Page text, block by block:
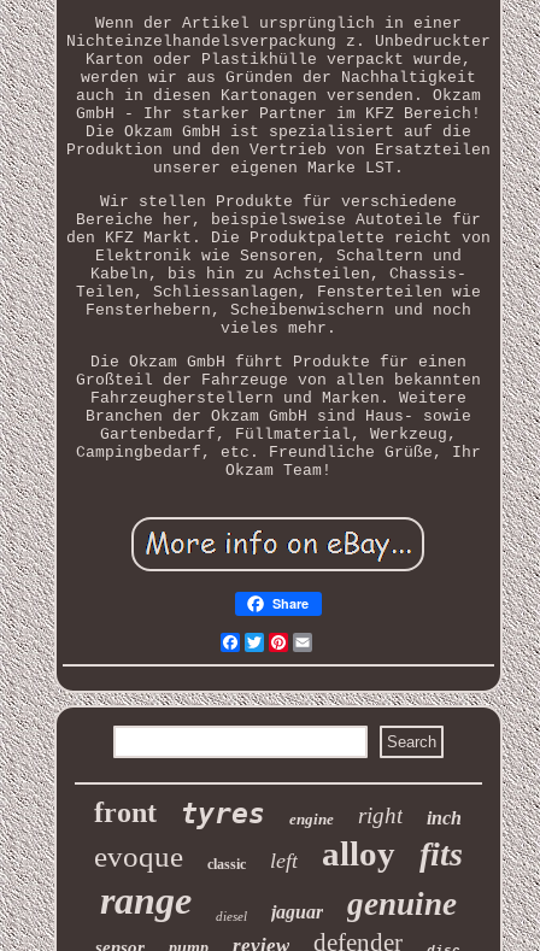
Wenn der Artikel ursprünglich in einer
Nichteinzelhandelsverpackung z. Unbedruckter
Karton oder Plastikhülle verpackt wurde,
werden wir aus Gründen der Nachhaltigkeit
auch in diesen Kartonagen versenden. Okzam
GmbH - Ihr starker Partner im KFZ Bereich!
Die Okzam GmbH ist spezialisiert auf die
Produktion und den Vertrieb von Ersatzteilen
unserer eigenen Marke LST.
Wir stellen Produkte für verschiedene
Bereiche her, beispielsweise Autoteile für
den KFZ Markt. Die Produktpalette reicht von
Elektronik wie Sensoren, Schaltern und
Kabeln, bis hin zu Achsteilen, Chassis-
Teilen, Schliessanlagen, Fensterteilen wie
Fensterhebern, Scheibenwischern und noch
vieles mehr.
Die Okzam GmbH führt Produkte für einen
Großteil der Fahrzeuge von allen bekannten
Fahrzeugherstellern und Marken. Weitere
Branchen der Okzam GmbH sind Haus- sowie
Gartenbedarf, Füllmaterial, Werkzeug,
Campingbedarf, etc. Freundliche Grüße, Ihr
Okzam Team!
Share
Facebook
Twitter
Pinterest
front tyres engine right inch
evoque classic left alloy fits
range diesel jaguar genuine
sensor review defender